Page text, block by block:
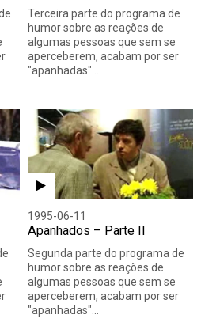
Terceira parte do programa de
humor sobre as reações de
algumas pessoas que sem se
aperceberem, acabam por ser
"apanhadas"…
1995-06-11
Apanhados – Parte II
Segunda parte do programa de
humor sobre as reações de
algumas pessoas que sem se
aperceberem, acabam por ser
"apanhadas"…